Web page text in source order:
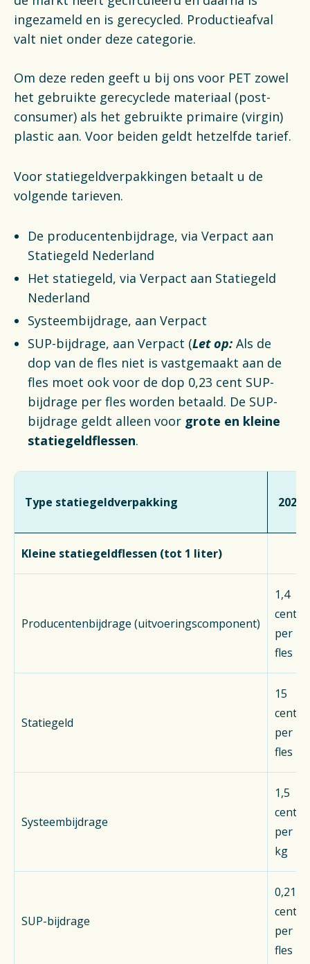
ingezameld en is gerecycled. Productieafval
valt niet onder deze categorie.
Om deze reden geeft u bij ons voor PET zowel
het gebruikte gerecyclede materiaal (post-
consumer) als het gebruikte primaire (virgin)
plastic aan. Voor beiden geldt hetzelfde tarief.
Voor statiegeldverpakkingen betaalt u de
volgende tarieven.
De producentenbijdrage, via Verpact aan
Statiegeld Nederland
Het statiegeld, via Verpact aan Statiegeld
Nederland
Systeembijdrage, aan Verpact
SUP-bijdrage, aan Verpact (Let op: Als de
dop van de fles niet is vastgemaakt aan de
fles moet ook voor de dop 0,23 cent SUP-
bijdrage per fles worden betaald. De SUP-
bijdrage geldt alleen voor grote en kleine
statiegeldflessen.
Type statiegeldverpakking 2026
Kleine statiegeldflessen (tot 1 liter)
Producentenbijdrage (uitvoeringscomponent)
1,4
cent
per
fles
Statiegeld
15
cent
per
fles
Systeembijdrage
1,5
cent
per
kg
SUP-bijdrage
0,21
cent
per
fles